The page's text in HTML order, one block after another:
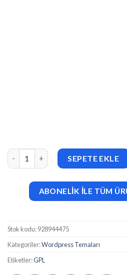
Revolution Pro Theme bySEPETE EKLE
ABONELİK İLE TÜM
Stok kodu:928944475
Kategoriler:Wordpress Temaları
Etiketler:GPL